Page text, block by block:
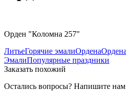
Орден "Коломна 257"
ЛитьеГорячие эмалиОрдена
ЭмалиПопулярные праздники
Заказать похожий
Остались вопросы? Напишите